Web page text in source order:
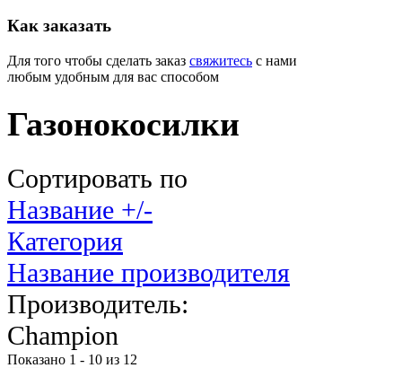
Как заказать
Для того чтобы сделать заказ свяжитесь с нами
любым удобным для вас способом
Газонокосилки
Сортировать по
Название +/-
Категория
Название производителя
Производитель:
Champion
Показано 1 - 10 из 12